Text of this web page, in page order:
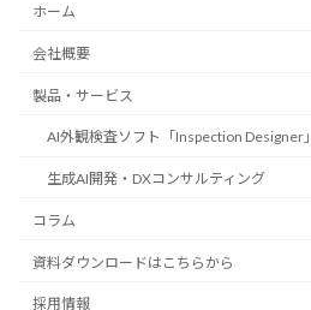
ホーム
会社概要
製品・サービス
AI外観検査ソフト「Inspection Designer」
生成AI開発・DXコンサルティング
コラム
資料ダウンロードはこちらから
採用情報